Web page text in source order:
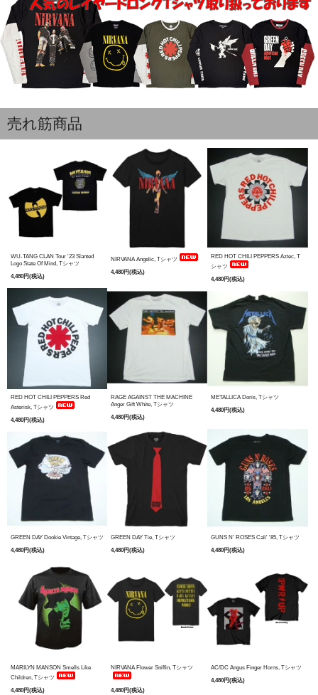
売れ筋商品
WU-TANG CLAN Tour '23 Slanted
Logo State Of Mind, Tシャツ
4,480円(税込)
NIRVANA Angelic, Tシャツ
4,480円(税込)
RED HOT CHILI PEPPERS Aztec, T
シャツ
4,480円(税込)
RED HOT CHILI PEPPERS Red
Asterisk, Tシャツ
4,480円(税込)
RAGE AGAINST THE MACHINE
Anger Gift White, Tシャツ
4,480円(税込)
METALLICA Doris, Tシャツ
4,480円(税込)
GREEN DAY Dookie Vintage, Tシャツ
4,480円(税込)
GREEN DAY Tie, Tシャツ
4,480円(税込)
GUNS N' ROSES Cali' '85, Tシャツ
4,480円(税込)
MARILYN MANSON Smells Like
Children, Tシャツ
4,480円(税込)
NIRVANA Flower Sniffin, Tシャツ
4,480円(税込)
AC/DC Angus Finger Horns, Tシャツ
4,480円(税込)